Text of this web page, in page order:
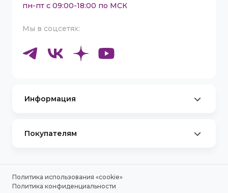
пн-пт с 09:00-18:00 по МСК
Мы в соцсетях:
Информация
Каталог товаров
Контакты
Покупателям
Договор-оферта по Trade-In
Правила Акций
Политика использования «сookie»
Политика конфиденциальности